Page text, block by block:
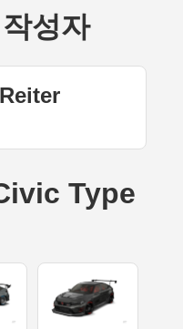
성자
Type